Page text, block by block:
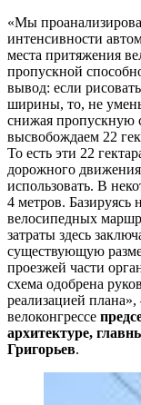
«Мы
интенсивности
места притяжения
пропускной
вывод: если
ширины, то, не
снижая пропускную
высвобождаем 22
То есть эти 22
дорожного
использовать. В
4 метров. Базируясь
велосипедных
затраты здесь
существующую
проезжей части
схема одобрена
реализацией плана»,
велоконгрессе
архитектуре,
Григорьев.